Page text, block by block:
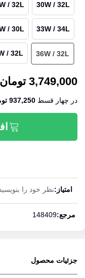
30W / 32L
/ 32L
33W / 34L
/ 30L
36W / 32L
/ 32L
3,749,000 تومان
در چهار قسط 937,250 تومانی
امتیاز:نظر خود را
مرجع:148409
جزئیات محصول